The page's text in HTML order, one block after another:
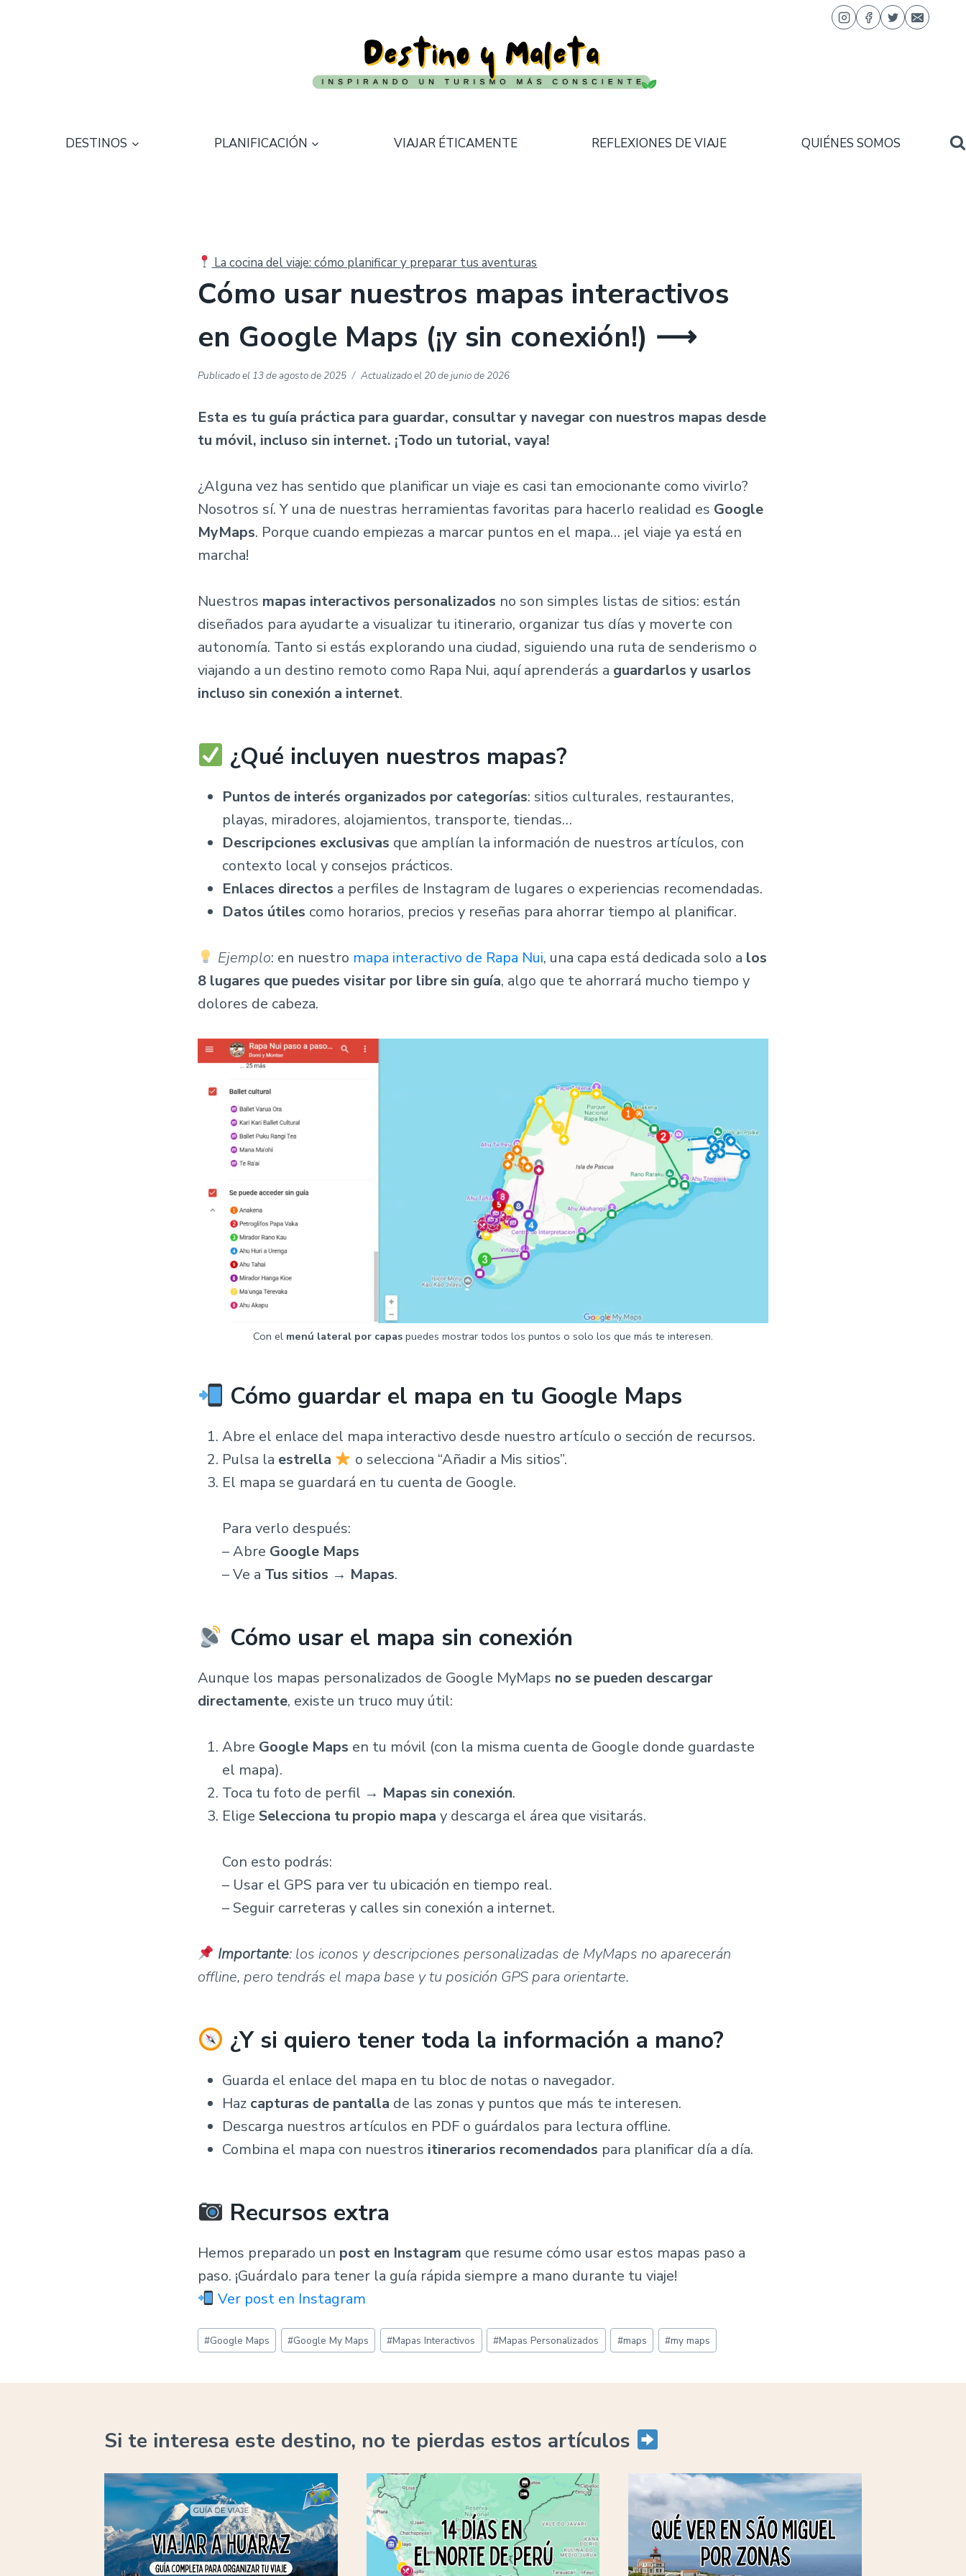
DESTINOS PLANIFICACIÓN VIAJAR ÉTICAMENTE REFLEXIONES DE VIAJE QUIÉNES SOMOS
La cocina del viaje: cómo planificar y preparar tus aventuras
Cómo usar nuestros mapas interactivos
en Google Maps (¡y sin conexión!) ⟶
Publicado el 13 de agosto de 2025 Actualizado el 20 de junio de 2026
Esta es tu guía práctica para guardar, consultar y navegar con nuestros mapas desde
tu móvil, incluso sin internet. ¡Todo un tutorial, vaya!
¿Alguna vez has sentido que planificar un viaje es casi tan emocionante como vivirlo?
Nosotros sí. Y una de nuestras herramientas favoritas para hacerlo realidad es Google
MyMaps. Porque cuando empiezas a marcar puntos en el mapa… ¡el viaje ya está en
marcha!
Nuestros mapas interactivos personalizados no son simples listas de sitios: están
diseñados para ayudarte a visualizar tu itinerario, organizar tus días y moverte con
autonomía. Tanto si estás explorando una ciudad, siguiendo una ruta de senderismo o
viajando a un destino remoto como Rapa Nui, aquí aprenderás a guardarlos y usarlos
incluso sin conexión a internet.
¿Qué incluyen nuestros mapas?
Puntos de interés organizados por categorías: sitios culturales, restaurantes,
playas, miradores, alojamientos, transporte, tiendas…
Descripciones exclusivas que amplían la información de nuestros artículos, con
contexto local y consejos prácticos.
Enlaces directos a perfiles de Instagram de lugares o experiencias recomendadas.
Datos útiles como horarios, precios y reseñas para ahorrar tiempo al planificar.
Ejemplo: en nuestro mapa interactivo de Rapa Nui, una capa está dedicada solo a los
8 lugares que puedes visitar por libre sin guía, algo que te ahorrará mucho tiempo y
dolores de cabeza.
Con el menú lateral por capas puedes mostrar todos los puntos o solo los que más te interesen.
Cómo guardar el mapa en tu Google Maps
Abre el enlace del mapa interactivo desde nuestro artículo o sección de recursos.
Pulsa la estrella
o selecciona “Añadir a Mis sitios”.
El mapa se guardará en tu cuenta de Google.
Para verlo después:
– Abre Google Maps
– Ve a Tus sitios → Mapas.
Cómo usar el mapa sin conexión
Aunque los mapas personalizados de Google MyMaps no se pueden descargar
directamente, existe un truco muy útil:
Abre Google Maps en tu móvil (con la misma cuenta de Google donde guardaste
el mapa).
Toca tu foto de perfil → Mapas sin conexión.
Elige Selecciona tu propio mapa y descarga el área que visitarás.
Con esto podrás:
– Usar el GPS para ver tu ubicación en tiempo real.
– Seguir carreteras y calles sin conexión a internet.
Importante: los iconos y descripciones personalizadas de MyMaps no aparecerán
offline, pero tendrás el mapa base y tu posición GPS para orientarte.
¿Y si quiero tener toda la información a mano?
Guarda el enlace del mapa en tu bloc de notas o navegador.
Haz capturas de pantalla de las zonas y puntos que más te interesen.
Descarga nuestros artículos en PDF o guárdalos para lectura offline.
Combina el mapa con nuestros itinerarios recomendados para planificar día a día.
Recursos extra
Hemos preparado un post en Instagram que resume cómo usar estos mapas paso a
paso. ¡Guárdalo para tener la guía rápida siempre a mano durante tu viaje!
Ver post en Instagram
Etiquetas
de
#Google Maps #Google My Maps #Mapas Interactivos #Mapas Personalizados #maps #my maps
Si te interesa este destino, no te pierdas estos artículos